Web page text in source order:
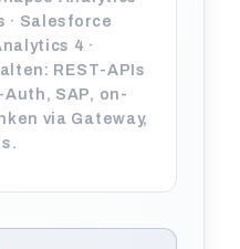
· Salesforce
4 ·
REST-APIs
SAP, on-
via Gateway,